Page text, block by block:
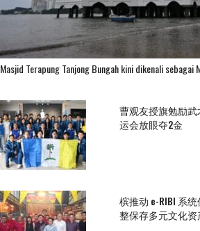
Masjid Terapung Tanjong Bungah kini dikenali sebagai
曹观友授旗勉励
运会放眼夺2金
槟推动 e-RIBI 系
整保存多元文化资